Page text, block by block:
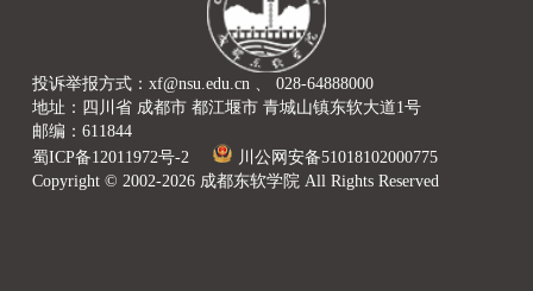
投诉举报方式：xf@nsu.edu.cn 、 028-64888000
地址：四川省 成都市 都江堰市 青城山镇东软大道1号
邮编：611844
蜀ICP备12011972号-2
川公网安备51018102000775
Copyright © 2002-2026 成都东软学院 All Rights Reserved